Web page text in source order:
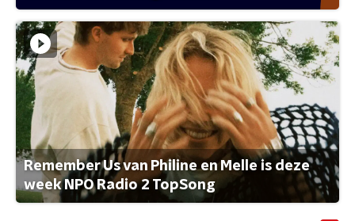
Remember Us van Philine en Melle is deze
week NPO Radio 2 TopSong